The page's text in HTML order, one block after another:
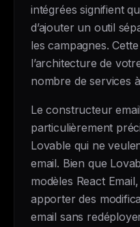
intégrées signifient
d’ajouter un outil
les campagnes.
l’architecture de
nombre de services
Le constructeur
particulièrement
Lovable qui ne
email. Bien que
modèles React
apporter des
email sans